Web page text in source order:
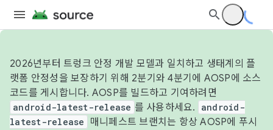
2026년부터 트렁크 안정 개발 모델과 일치하고 생태계의 플
랫폼 안정성을 보장하기 위해 2분기와 4분기에 AOSP에 소스
코드를 게시합니다. AOSP를 빌드하고 기여하려면
android-latest-release 를 사용하세요.
android-
latest-release
매니페스트 브랜치는 항상 AOSP에 푸시